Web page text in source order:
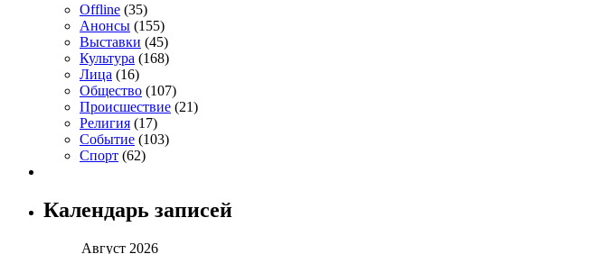
Offline (35)
Анонсы (155)
Выставки (45)
Культура (168)
Лица (16)
Общество (107)
Происшествие (21)
Религия (17)
Событие (103)
Спорт (62)
Календарь записей
Август 2026